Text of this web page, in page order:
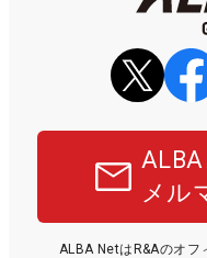
メル
ALBA NetはR&Aのオフ